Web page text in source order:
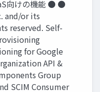
向けの機能 ● ●
or its
reserved. Self-
for Google
API &
Group
SCIM Consumer